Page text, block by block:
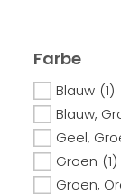
Farbe
Blauw (1)
Blauw,
Geel,
Groen (1)
Groen,